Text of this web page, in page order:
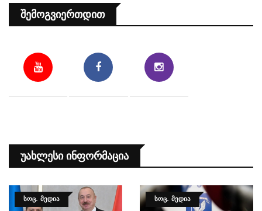
Შემოგვიერთდით
Უახლესი Ინფორმაცია
ᲡᲝᲪ. ᲛᲔᲓᲘᲐ ᲡᲝᲪ. ᲛᲔᲓᲘᲐ